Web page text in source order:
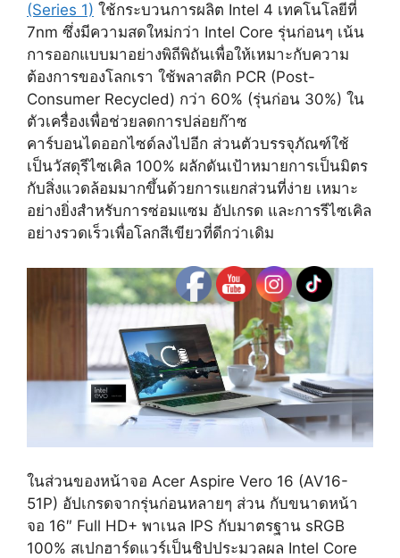
(Series 1) ใช้กระบวนการผลิต Intel 4 เทคโนโลยีที่
7nm ซึ่งมีความสดใหม่กว่า Intel Core รุ่นก่อนๆ เน้น
การออกแบบมาอย่างพิถีพิถันเพื่อให้เหมาะกับความ
ต้องการของโลกเรา ใช้พลาสติก PCR (Post-
Consumer Recycled) กว่า 60% (รุ่นก่อน 30%) ใน
ตัวเครื่องเพื่อช่วยลดการปล่อยก๊าซ
คาร์บอนไดออกไซด์ลงไปอีก ส่วนตัวบรรจุภัณฑ์ใช้
เป็นวัสดุรีไซเคิล 100% ผลักดันเป้าหมายการเป็นมิตร
กับสิ่งแวดล้อมมากขึ้นด้วยการแยกส่วนที่ง่าย เหมาะ
อย่างยิ่งสำหรับการซ่อมแซม อัปเกรด และการรีไซเคิล
อย่างรวดเร็วเพื่อโลกสีเขียวที่ดีกว่าเดิม
ในส่วนของหน้าจอ Acer Aspire Vero 16 (AV16-
51P) อัปเกรดจากรุ่นก่อนหลายๆ ส่วน กับขนาดหน้า
จอ 16″ Full HD+ พาเนล IPS กับมาตรฐาน sRGB
100% สเปกฮาร์ดแวร์เป็นชิปประมวลผล Intel Core